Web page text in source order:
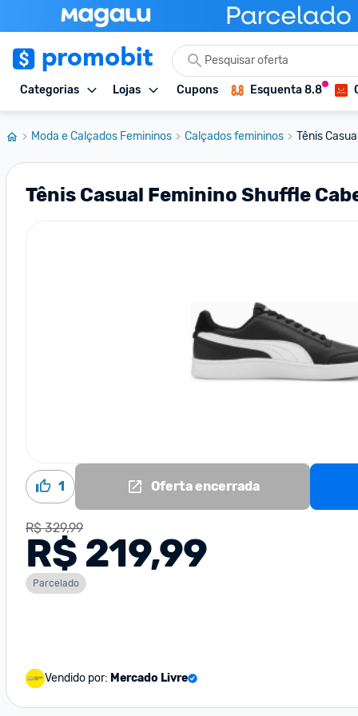
Categorias Lojas Cupons Esquenta 8.8
Moda e Calçados Femininos Calçados femininos Tênis
Tênis Casual Feminino Shuffle
1 Oferta encerrada
R$ 329,99
R$ 219,99
Parcelado
Vendido por: Mercado Livre